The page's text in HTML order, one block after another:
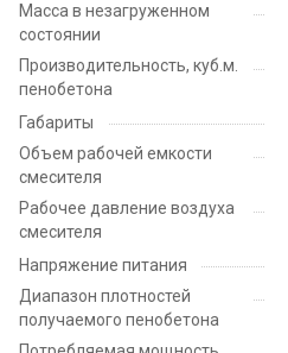
Масса в незагруженном
состоянии
Производительность, куб.м.
пенобетона
Габариты
Объем рабочей емкости
смесителя
Рабочее давление воздуха
смесителя
Напряжение питания
Диапазон плотностей
получаемого пенобетона